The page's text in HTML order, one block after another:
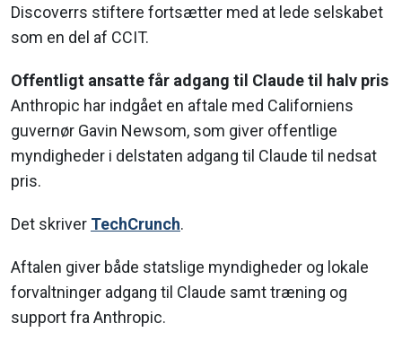
Discoverrs stiftere fortsætter med at lede selskabet
som en del af CCIT.
Offentligt ansatte får adgang til Claude til halv pris
Anthropic har indgået en aftale med Californiens
guvernør Gavin Newsom, som giver offentlige
myndigheder i delstaten adgang til Claude til nedsat
pris.
Det skriver TechCrunch.
Aftalen giver både statslige myndigheder og lokale
forvaltninger adgang til Claude samt træning og
support fra Anthropic.